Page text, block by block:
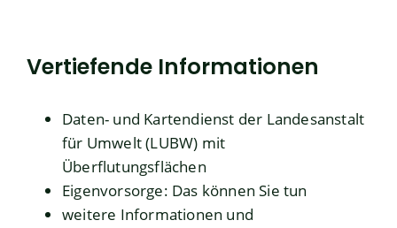
Vertiefende Informationen
Daten- und Kartendienst der Landesanstalt
für Umwelt (LUBW) mit
Überflutungsflächen
Eigenvorsorge: Das können Sie tun
weitere Informationen und